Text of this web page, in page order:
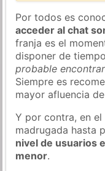
Por todos es
acceder al chat
franja es el
disponer de
probable
Siempre es
mayor afluencia
Y por contra, en
madrugada hasta
nivel de usuarios
menor.